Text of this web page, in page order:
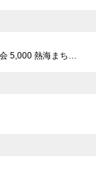
5,000 熱海まち…